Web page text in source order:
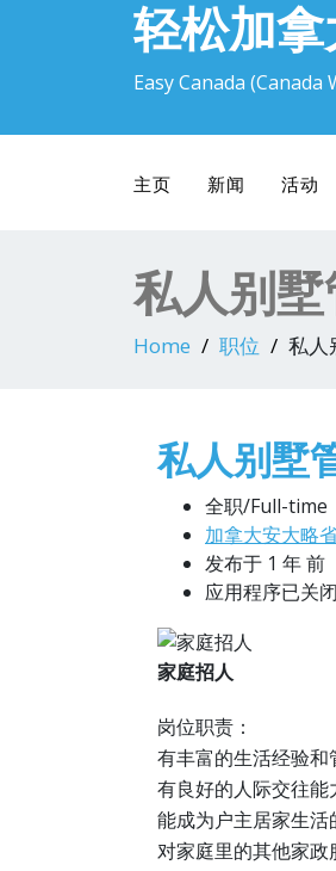
轻松加拿
Easy Canada (Canada
主页 新闻 活动
私人别
Home 职位 私人
私人别墅
全职/Full-time
加拿大安大略
发布于 1 年 前
应用程序已关闭
家庭招人
岗位职责：
有丰富的生活经验和
有良好的人际交往能
能成为户主居家生活
对家庭里的其他家